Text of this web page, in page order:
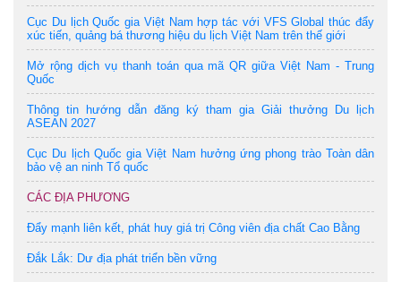
Cục Du lịch Quốc gia Việt Nam hợp tác với VFS Global thúc đẩy
xúc tiến, quảng bá thương hiệu du lịch Việt Nam trên thế giới
Mở rộng dịch vụ thanh toán qua mã QR giữa Việt Nam - Trung
Quốc
Thông tin hướng dẫn đăng ký tham gia Giải thưởng Du lịch
ASEAN 2027
Cục Du lịch Quốc gia Việt Nam hưởng ứng phong trào Toàn dân
bảo vệ an ninh Tổ quốc
CÁC ĐỊA PHƯƠNG
Đẩy mạnh liên kết, phát huy giá trị Công viên địa chất Cao Bằng
Đắk Lắk: Dư địa phát triển bền vững